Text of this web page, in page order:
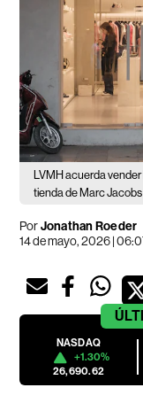
LVMH acuerda
tienda de Marc
PorJonathan Roeder
14 de mayo, 2026 |
NASDAQ
+1.30%
26,690.62